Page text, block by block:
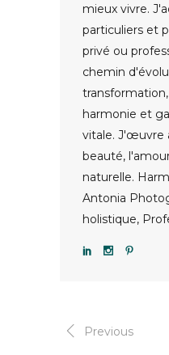
mieux vivre.
particuliers et
privé ou
chemin
harmonie et
vitale. J'œuvre
beauté,
naturelle.
Antonia
holistique,
Previous